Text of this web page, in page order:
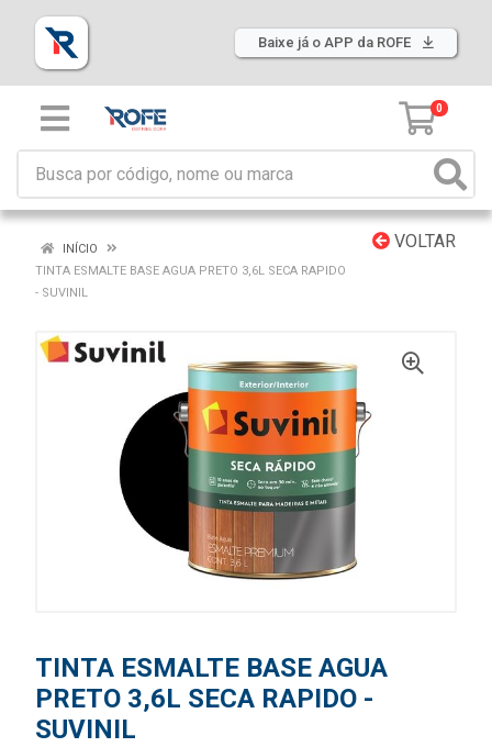
Baixe já o APP da ROFE
0
VOLTAR
INÍCIO
TINTA ESMALTE BASE AGUA PRETO 3,6L SECA RAPIDO
- SUVINIL
TINTA ESMALTE BASE AGUA
PRETO 3,6L SECA RAPIDO -
SUVINIL